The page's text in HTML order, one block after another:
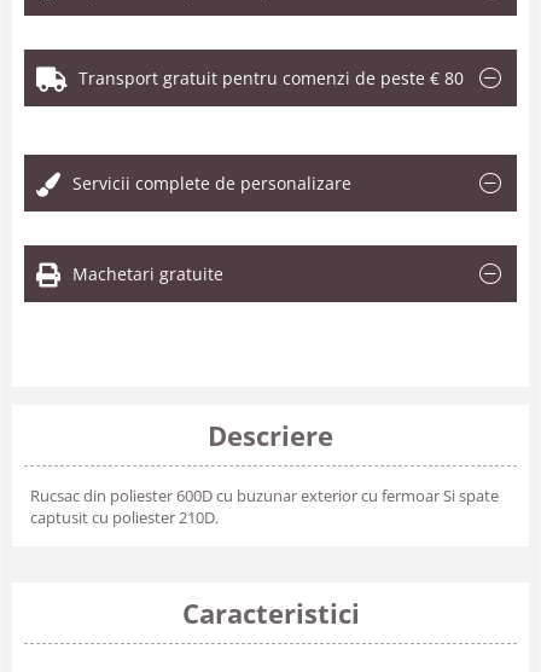
Transport gratuit pentru comenzi de peste € 80
Servicii complete de personalizare
Machetari gratuite
Descriere
Rucsac din poliester 600D cu buzunar exterior cu fermoar Si spate
captusit cu poliester 210D.
Caracteristici